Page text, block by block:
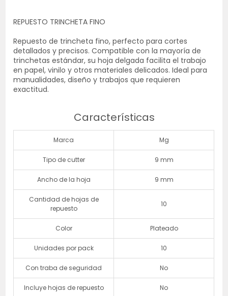
REPUESTO TRINCHETA FINO
Repuesto de trincheta fino, perfecto para cortes
detallados y precisos. Compatible con la mayoría de
trinchetas estándar, su hoja delgada facilita el trabajo
en papel, vinilo y otros materiales delicados. Ideal para
manualidades, diseño y trabajos que requieren
exactitud.
Características
Marca Mg
Tipo de cutter 9 mm
Ancho de la hoja 9 mm
Cantidad de hojas de
repuesto
10
Color Plateado
Unidades por pack 10
Con traba de seguridad No
Incluye hojas de repuesto No